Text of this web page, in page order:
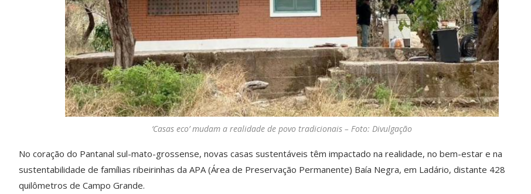
‘Casas eco’ mudam a realidade de povo tradicionais – Foto: Divulgação
No coração do Pantanal sul-mato-grossense, novas casas sustentáveis têm impactado na realidade, no bem-estar e na
sustentabilidade de famílias ribeirinhas da APA (Área de Preservação Permanente) Baía Negra, em Ladário, distante 428
quilômetros de Campo Grande.